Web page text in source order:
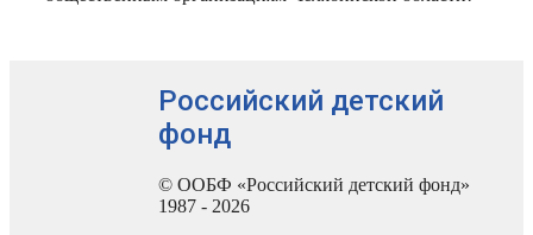
Российский детский
фонд
© ООБФ «Российский детский фонд»
1987 - 2026